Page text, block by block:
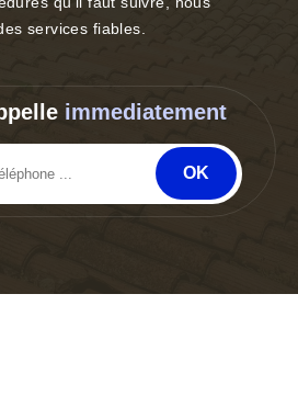
services fiables.
immediatement